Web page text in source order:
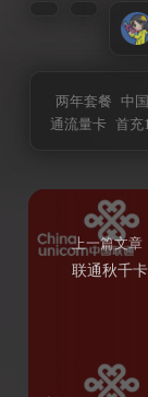
两年套餐 中
通流量卡 首充
上一篇文章